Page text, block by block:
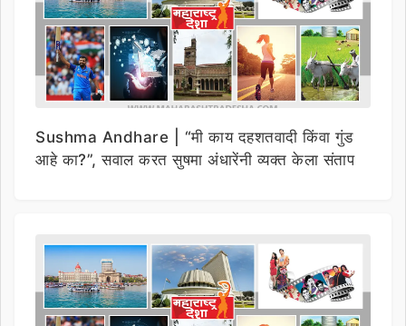
Sushma Andhare | “मी काय दहशतवादी किंवा गुंड
आहे का?”, सवाल करत सुषमा अंधारेंनी व्यक्त केला संताप